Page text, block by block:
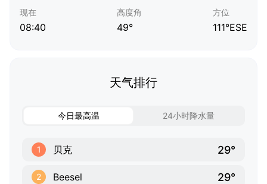
现在
08:40
高度角
49°
方位
111°ESE
天气排行
今日最高温 24小时降水量
1 贝克 29°
2 Beesel 29°